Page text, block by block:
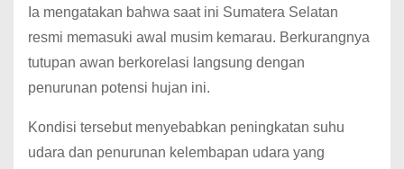
Ia mengatakan bahwa saat ini Sumatera Selatan
resmi memasuki awal musim kemarau. Berkurangnya
tutupan awan berkorelasi langsung dengan
penurunan potensi hujan ini.
Kondisi tersebut menyebabkan peningkatan suhu
udara dan penurunan kelembapan udara yang